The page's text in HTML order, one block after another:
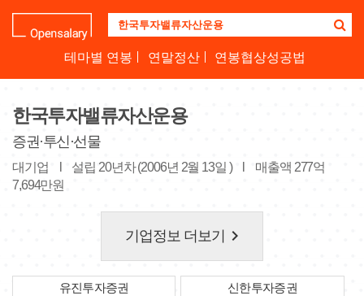
업
명
하
테마별 연봉 연말정산 연봉협상성공법
한국투자밸류자산운용
증권·투신·선물
대기업 설립 20년차 (2006년 2월 13일 )
매출액 277억
7,694만원
기업정보 더보기 keyboard_arrow_right
유진투자증권 신한투자증권